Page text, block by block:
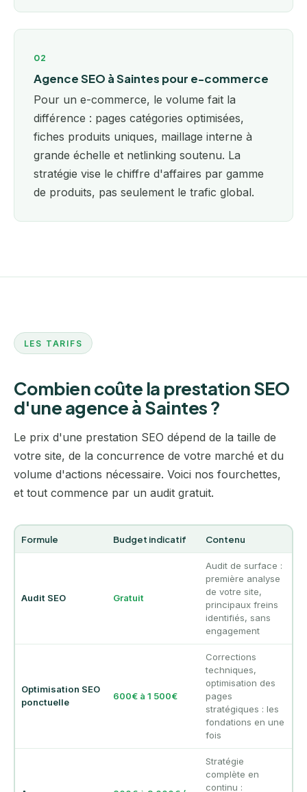
02
Agence SEO à Saintes pour e-commerce
Pour un e-commerce, le volume fait la
différence : pages catégories optimisées,
fiches produits uniques, maillage interne à
grande échelle et netlinking soutenu. La
stratégie vise le chiffre d'affaires par gamme
de produits, pas seulement le trafic global.
LES TARIFS
Combien coûte la prestation SEO
d'une agence à Saintes ?
Le prix d'une prestation SEO dépend de la taille de
votre site, de la concurrence de votre marché et du
volume d'actions nécessaire. Voici nos fourchettes,
et tout commence par un audit gratuit.
Formule Budget indicatif Contenu
Audit SEO Gratuit
Audit de surface :
première analyse
de votre site,
principaux freins
identifiés, sans
engagement
Optimisation SEO
ponctuelle
600€ à 1 500€
Corrections
techniques,
optimisation des
pages
stratégiques : les
fondations en une
fois
Stratégie
complète en
continu :